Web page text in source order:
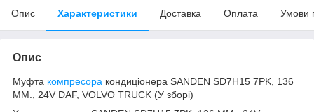
Опис Характеристики Доставка Оплата Умови
Опис
Муфта компресора кондиціонера SANDEN SD7H15 7PK, 136
MM., 24V DAF, VOLVO TRUCK (У зборі)